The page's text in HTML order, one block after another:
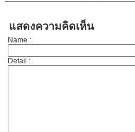
แสดงความคิดเห็น
Name :
Detail :